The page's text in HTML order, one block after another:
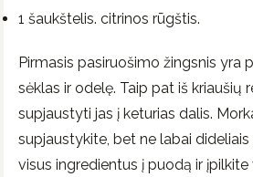
1 šaukštelis. citrinos rūgštis.
Pirmasis pasiruošimo žingsnis yra
sėklas ir odelę. Taip pat iš kriaušių
supjaustyti jas į keturias dalis.
supjaustykite, bet ne labai
visus ingredientus į puodą ir įpilkite